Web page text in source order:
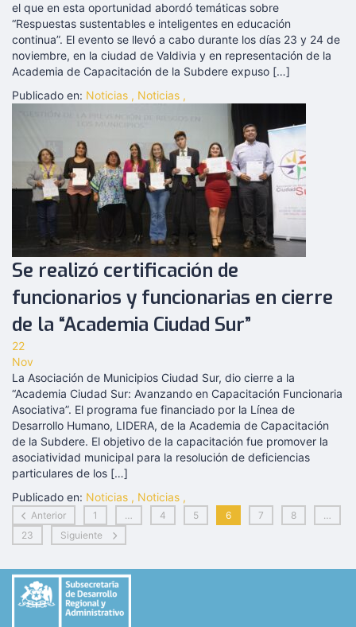
el que en esta oportunidad abordó temáticas sobre
“Respuestas sustentables e inteligentes en educación
continua”. El evento se llevó a cabo durante los días 23 y 24 de
noviembre, en la ciudad de Valdivia y en representación de la
Academia de Capacitación de la Subdere expuso […]
Publicado en: Noticias , Noticias ,
Se realizó certificación de
funcionarios y funcionarias en cierre
de la “Academia Ciudad Sur”
22
Nov
La Asociación de Municipios Ciudad Sur, dio cierre a la
“Academia Ciudad Sur: Avanzando en Capacitación Funcionaria
Asociativa”. El programa fue financiado por la Línea de
Desarrollo Humano, LIDERA, de la Academia de Capacitación
de la Subdere. El objetivo de la capacitación fue promover la
asociatividad municipal para la resolución de deficiencias
particulares de los […]
Publicado en: Noticias , Noticias ,
Anterior 1 … 4 5 6 7 8
…
23
Siguiente